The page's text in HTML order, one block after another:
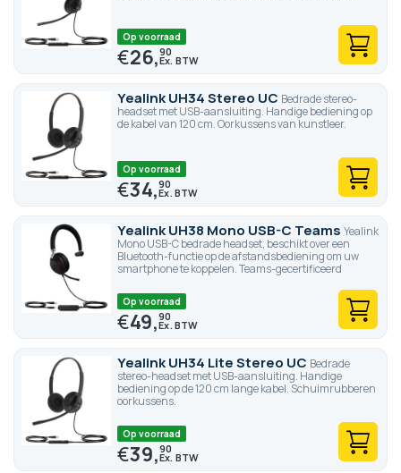
Op voorraad
€26,90
Yealink UH34 Stereo UC Bedrade stereo-
headset met USB-aansluiting. Handige bediening op
de kabel van 120 cm. Oorkussens van kunstleer.
Op voorraad
€34,90
Yealink UH38 Mono USB-C Teams Yealink
Mono USB-C bedrade headset, beschikt over een
Bluetooth-functie op de afstandsbediening om uw
smartphone te koppelen. Teams-gecertificeerd
Op voorraad
€49,90
Yealink UH34 Lite Stereo UC Bedrade
stereo-headset met USB-aansluiting. Handige
bediening op de 120 cm lange kabel. Schuimrubberen
oorkussens.
Op voorraad
€39,90